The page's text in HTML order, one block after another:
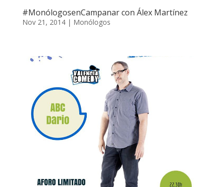
#MonólogosenCampanar con Álex Martínez
Nov 21, 2014| Monólogos